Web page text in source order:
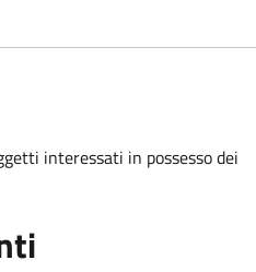
interessati in possesso dei